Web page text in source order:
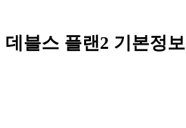
데블스 플랜2 기본정보